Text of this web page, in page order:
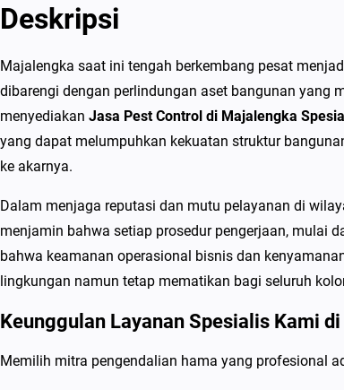
Deskripsi
Majalengka saat ini tengah berkembang pesat
dibarengi dengan perlindungan aset bangunan yang
menyediakan Jasa Pest Control di Majalengka
yang dapat melumpuhkan kekuatan struktur
ke akarnya.
Dalam menjaga reputasi dan mutu pelayanan di
menjamin bahwa setiap prosedur pengerjaan, mulai
bahwa keamanan operasional bisnis dan
lingkungan namun tetap mematikan bagi seluruh
Keunggulan Layanan Spesialis Kami
Memilih mitra pengendalian hama yang profesional